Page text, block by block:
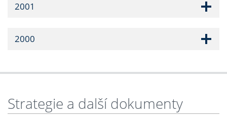
2001
2000
Strategie a další dokumenty